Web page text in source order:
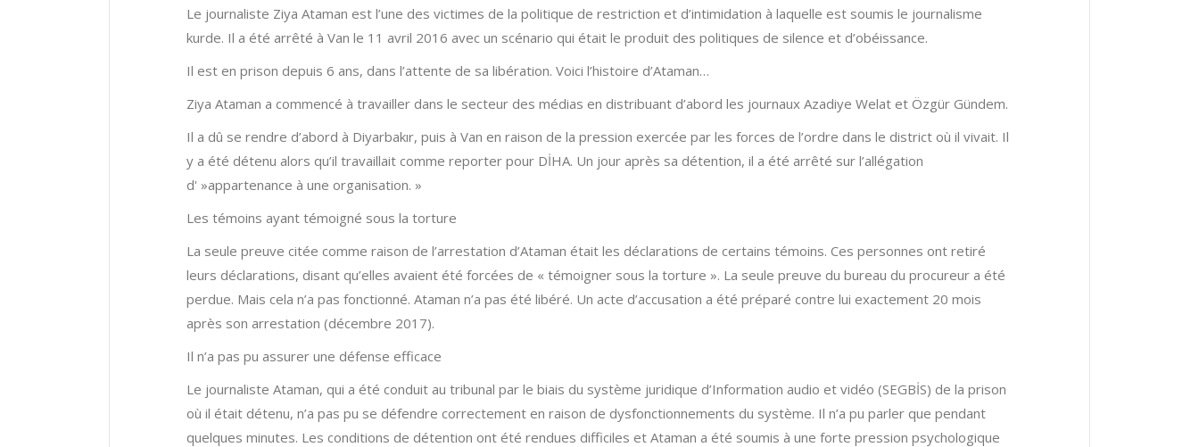
Le journaliste Ziya Ataman est l’une des victimes de la politique de restriction et d’intimidation à laquelle est soumis le journalisme
kurde. Il a été arrêté à Van le 11 avril 2016 avec un scénario qui était le produit des politiques de silence et d’obéissance.
Il est en prison depuis 6 ans, dans l’attente de sa libération. Voici l’histoire d’Ataman…
Ziya Ataman a commencé à travailler dans le secteur des médias en distribuant d’abord les journaux Azadiye Welat et Özgür Gündem.
Il a dû se rendre d’abord à Diyarbakır, puis à Van en raison de la pression exercée par les forces de l’ordre dans le district où il vivait. Il
y a été détenu alors qu’il travaillait comme reporter pour DİHA. Un jour après sa détention, il a été arrêté sur l’allégation
d' »appartenance à une organisation. »
Les témoins ayant témoigné sous la torture
La seule preuve citée comme raison de l’arrestation d’Ataman était les déclarations de certains témoins. Ces personnes ont retiré
leurs déclarations, disant qu’elles avaient été forcées de « témoigner sous la torture ». La seule preuve du bureau du procureur a été
perdue. Mais cela n’a pas fonctionné. Ataman n’a pas été libéré. Un acte d’accusation a été préparé contre lui exactement 20 mois
après son arrestation (décembre 2017).
Il n’a pas pu assurer une défense efficace
Le journaliste Ataman, qui a été conduit au tribunal par le biais du système juridique d’Information audio et vidéo (SEGBİS) de la prison
où il était détenu, n’a pas pu se défendre correctement en raison de dysfonctionnements du système. Il n’a pu parler que pendant
quelques minutes. Les conditions de détention ont été rendues difficiles et Ataman a été soumis à une forte pression psychologique